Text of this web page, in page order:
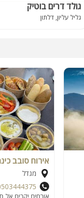
גולד דרים בוטיק
גליל עליון, דלתון
אירוח סובב
מגדל